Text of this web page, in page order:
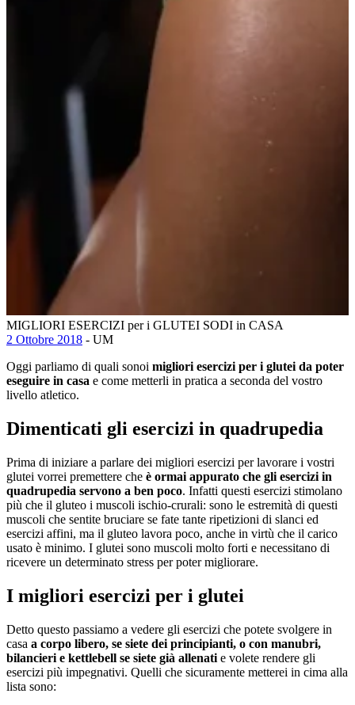
MIGLIORI ESERCIZI per i GLUTEI SODI in CASA
2 Ottobre 2018 - UM
Oggi parliamo di quali sonoi migliori esercizi per i glutei da poter
eseguire in casa e come metterli in pratica a seconda del vostro
livello atletico.
Dimenticati gli esercizi in quadrupedia
Prima di iniziare a parlare dei migliori esercizi per lavorare i vostri
glutei vorrei premettere che è ormai appurato che gli esercizi in
quadrupedia servono a ben poco. Infatti questi esercizi stimolano
più che il gluteo i muscoli ischio-crurali: sono le estremità di questi
muscoli che sentite bruciare se fate tante ripetizioni di slanci ed
esercizi affini, ma il gluteo lavora poco, anche in virtù che il carico
usato è minimo. I glutei sono muscoli molto forti e necessitano di
ricevere un determinato stress per poter migliorare.
I migliori esercizi per i glutei
Detto questo passiamo a vedere gli esercizi che potete svolgere in
casa a corpo libero, se siete dei principianti, o con manubri,
bilancieri e kettlebell se siete già allenati e volete rendere gli
esercizi più impegnativi. Quelli che sicuramente metterei in cima alla
lista sono: